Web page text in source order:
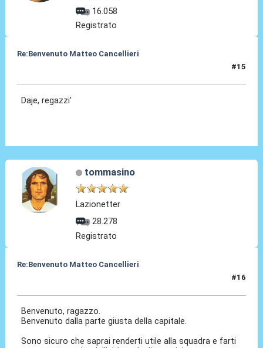
16.058
Registrato
Re:Benvenuto Matteo Cancellieri
#15
Daje, regazzi'
tommasino
Lazionetter
28.278
Registrato
Re:Benvenuto Matteo Cancellieri
#16
Benvenuto, ragazzo.
Benvenuto dalla parte giusta della capitale.
Sono sicuro che saprai renderti utile alla squadra e farti